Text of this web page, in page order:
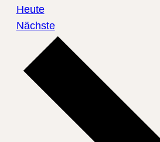
Heute
NächsteVeranstaltungen